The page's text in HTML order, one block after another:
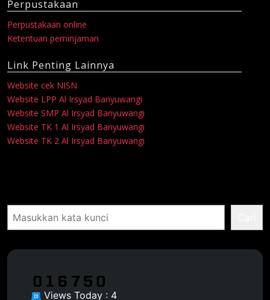
Perpustakaan
Perpustakaan online
Ketentuan peminjaman
Link Penting Lainnya
Website cek NISN
Website LPP Al Irsyad Banyuwangi
Website SMP Al Irsyad Banyuwangi
Website TK 1 Al Irsyad Banyuwangi
Website TK 2 Al Irsyad Banyuwangi
Views Today : 4